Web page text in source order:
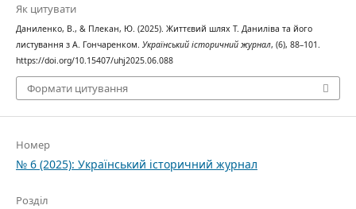
Як цитувати
Даниленко, В., & Плекан, Ю. (2025). Життєвий шлях Т. Даниліва та його
листування з А. Гончаренком. Український історичний журнал, (6), 88–101.
https://doi.org/10.15407/uhj2025.06.088
Формати цитування
Номер
№ 6 (2025): Український історичний журнал
Розділ